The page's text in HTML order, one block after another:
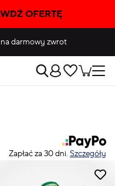
OFERTĘ
darmowy zwrot
Zapłać za 30 dni. Szczegóły